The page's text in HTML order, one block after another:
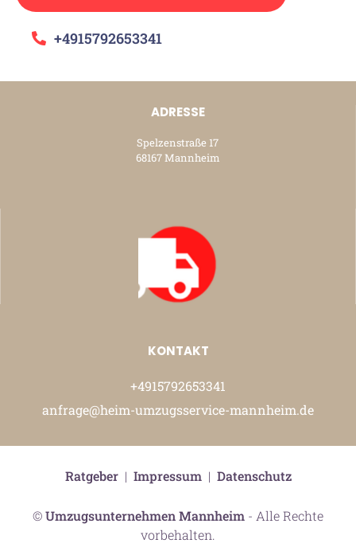
+4915792653341
ADRESSE
Spelzenstraße 17
68167 Mannheim
KONTAKT
+4915792653341
anfrage@heim-umzugsservice-mannheim.de
©Umzugsunternehmen Mannheim - Alle Rechte
vorbehalten.
Ratgeber| Impressum| Datenschutz